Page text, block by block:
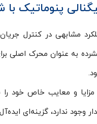
پنوماتیک با
مشابهی در کنترل
به عنوان محرک اصلی
و معایب خاص خود
وجود ندارد، گزینه‌ای